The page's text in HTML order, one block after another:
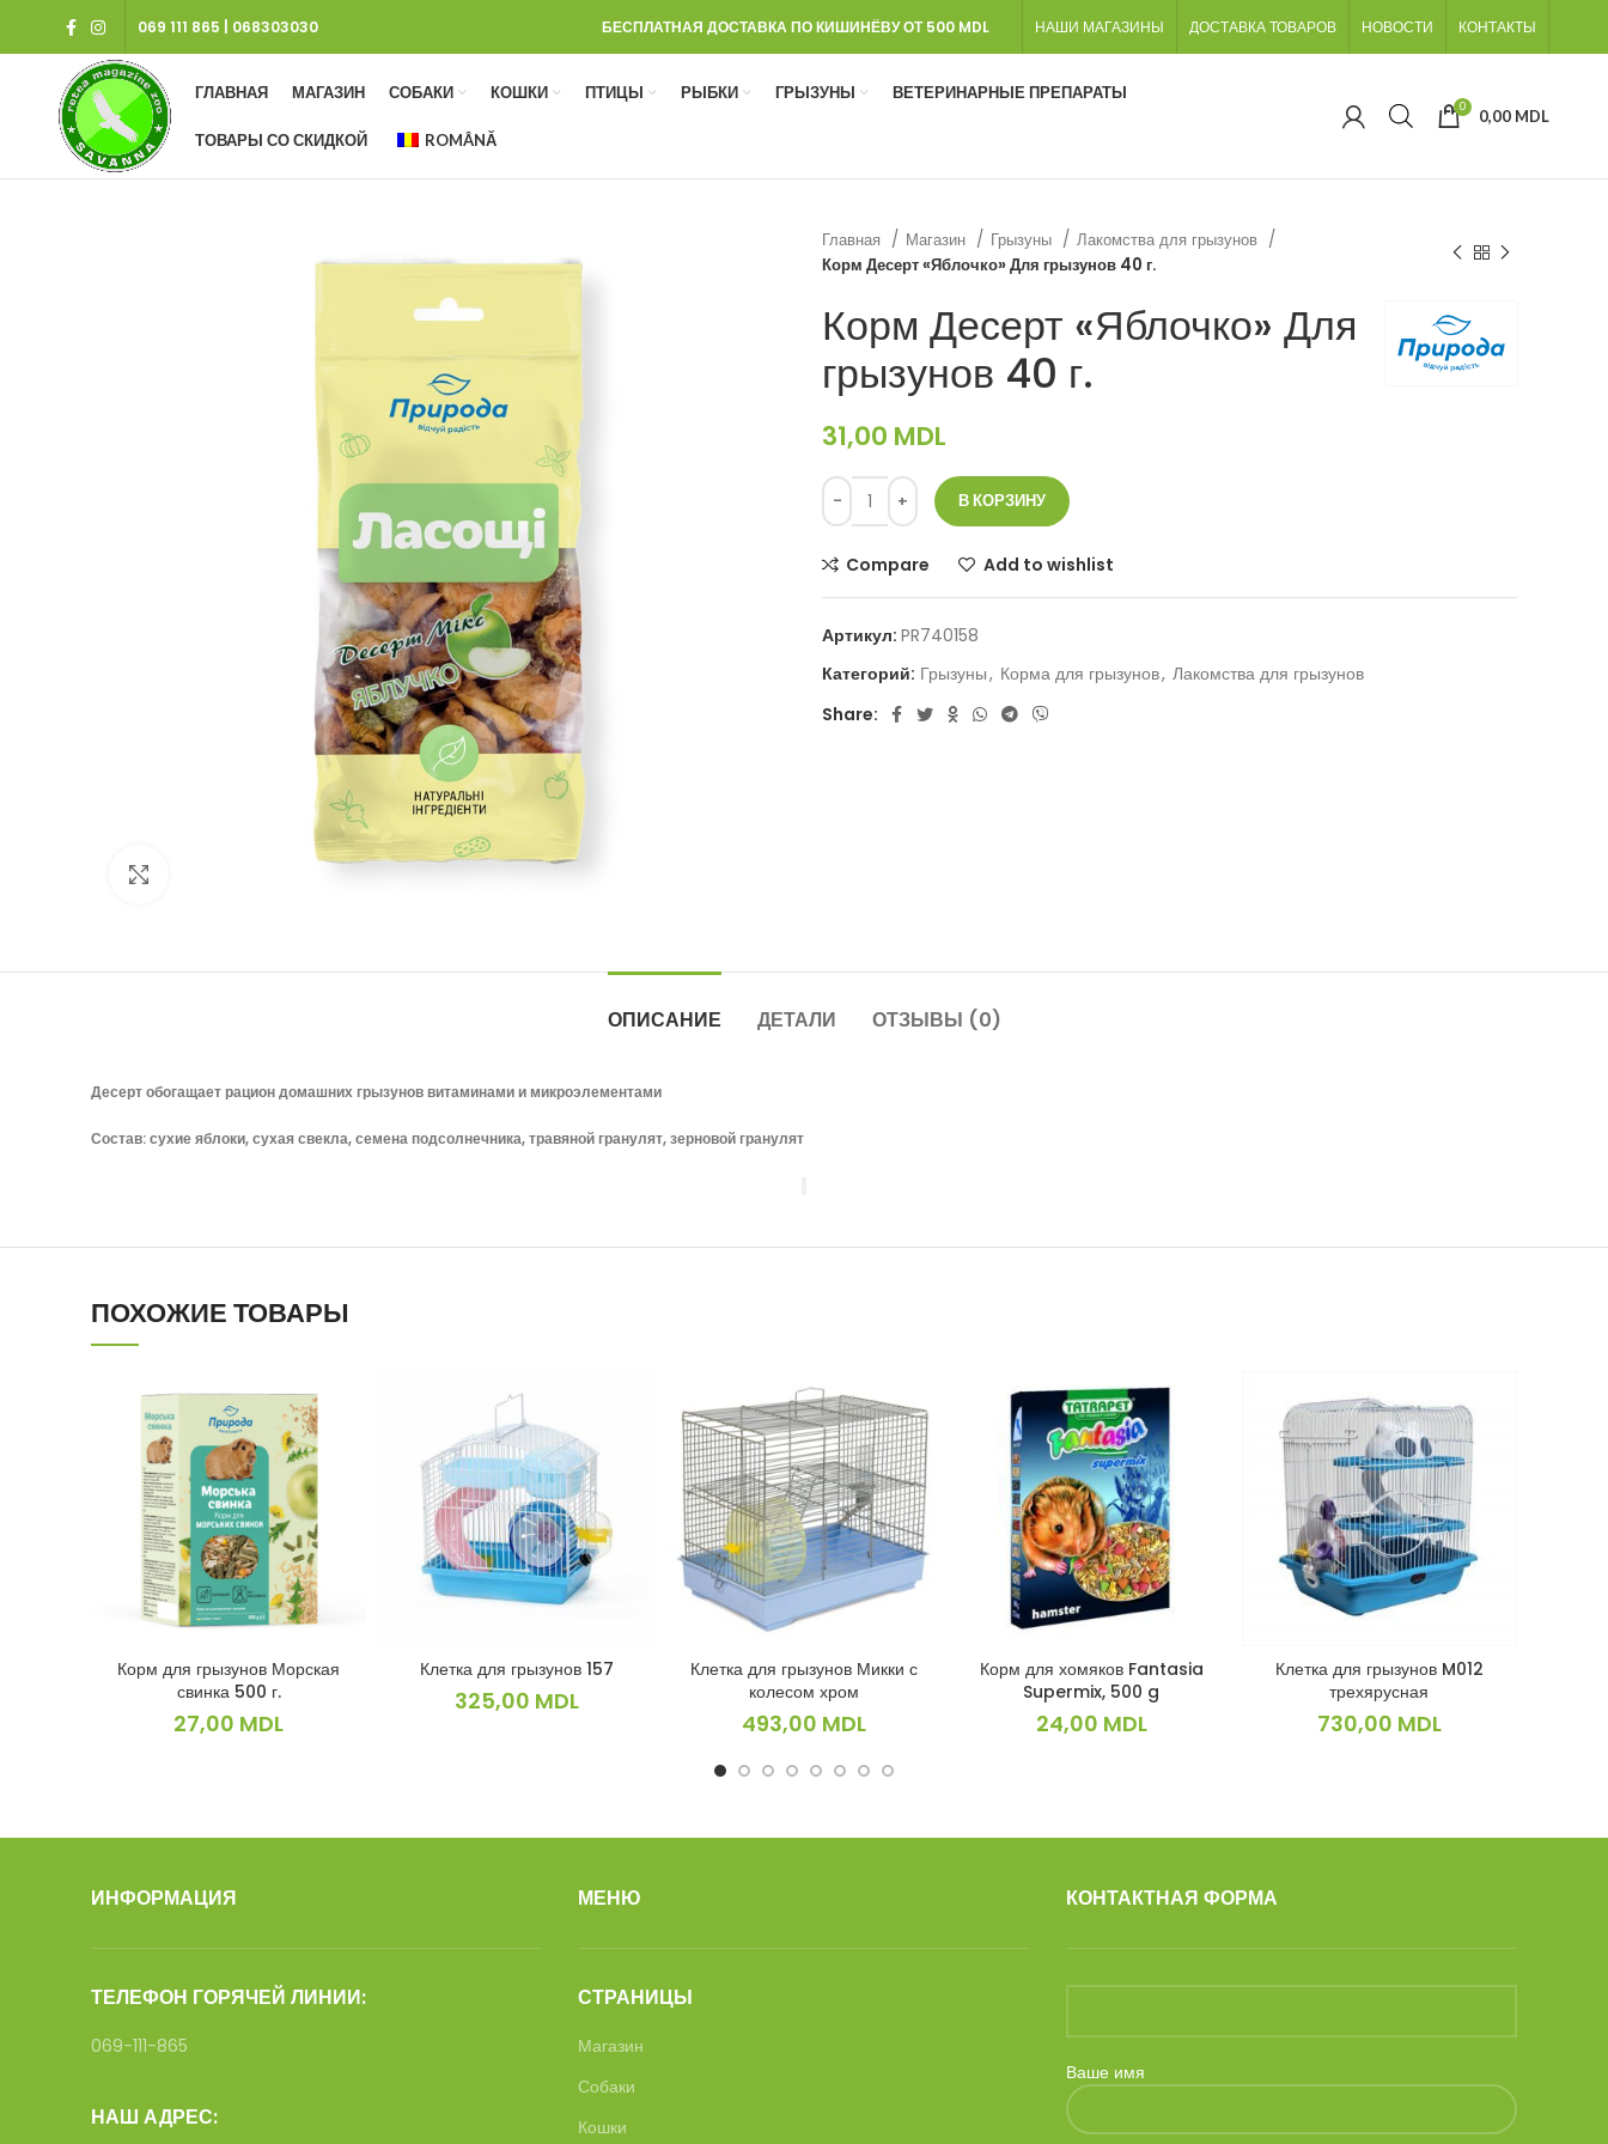
069 111 865 068303030 БЕСПЛАТНАЯ ДОСТАВКА ПО КИШИНЁВУ ОТ 500 MDL НАШИ МАГАЗИНЫ ДОСТАВКА ТОВАРОВ НОВОСТИ КОНТАКТЫ
ГЛАВНАЯ МАГАЗИН СОБАКИ КОШКИ ПТИЦЫ РЫБКИ ГРЫЗУНЫ ВЕТЕРИНАРНЫЕ ПРЕПАРАТЫ
ТОВАРЫ СО СКИДКОЙ ROMÂNĂ
0 0,00 MDL
Главная Магазин Грызуны
Лакомства для грызунов
Корм Десерт «Яблочко» Для грызунов 40 г.
Корм Десерт «Яблочко» Для
грызунов 40 г.
31,00 MDL
В КОРЗИНУ
Compare Add to wishlist
Артикул: PR740158
Категорий: Грызуны, Корма для грызунов, Лакомства для грызунов
Share:
ОПИСАНИЕ ДЕТАЛИ ОТЗЫВЫ (0)
Десерт обогащает рацион домашних грызунов витаминами и микроэлементами
Состав: сухие яблоки, сухая свекла, семена подсолнечника, травяной гранулят, зерновой гранулят
ПОХОЖИЕ ТОВАРЫ
В КОРЗИНУ
Корм для грызунов Морская
свинка 500 г.
27,00 MDL
В КОРЗИНУ
Клетка для грызунов 157
325,00 MDL
В КОРЗИНУ
Клетка для грызунов Микки с
колесом хром
493,00 MDL
В КОРЗИНУ
Корм для хомяков Fantasia
Supermix, 500 g
24,00 MDL
В КОРЗИНУ
Клетка для грызунов M012
трехярусная
730,00 MDL
ИНФОРМАЦИЯ
ТЕЛЕФОН ГОРЯЧЕЙ ЛИНИИ:
069-111-865
НАШ АДРЕС:
МЕНЮ
СТРАНИЦЫ
Магазин
Собаки
Кошки
КОНТАКТНАЯ ФОРМА
Ваше имя